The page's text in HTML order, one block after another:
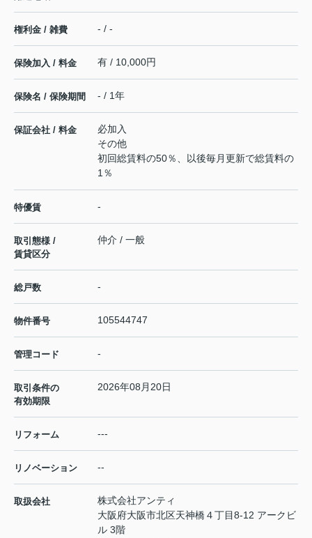
権利金 / 雑費 - / -
保険加入 / 料金 有 / 10,000円
保険名 / 保険期間 - / 1年
保証会社 / 料金
必加入
その他
初回総賃料の50％、以後毎月更新で総賃料の
1％
特優賃 -
取引態様 /
賃貸区分
仲介 / 一般
総戸数 -
物件番号 105544747
管理コード -
取引条件の
有効期限
2026年08月20日
リフォーム ---
リノベーション --
取扱会社
株式会社アンティ
大阪府大阪市北区天神橋４丁目8-12 アークビ
ル 3階